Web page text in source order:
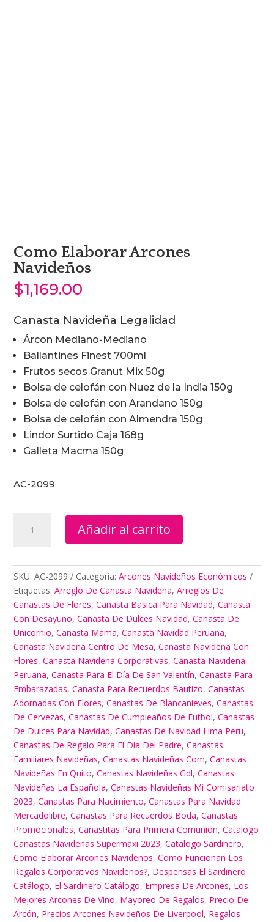
Como Elaborar Arcones
Navideños
$1,169.00
Canasta Navideña Legalidad
Árcon Mediano-Mediano
Ballantines Finest 700ml
Frutos secos Granut Mix 50g
Bolsa de celofán con Nuez de la India 150g
Bolsa de celofán con Arandano 150g
Bolsa de celofán con Almendra 150g
Lindor Surtido Caja 168g
Galleta Macma 150g
AC-2099
Elaborar
cantidad
Añadir al carrito
SKU:AC-2099 Categoría:Arcones Navideños Económicos
Etiquetas:Arreglo De Canasta Navideña,Arreglos De
Canastas De Flores,Canasta Basica Para Navidad,Canasta
Con Desayuno,Canasta De Dulces Navidad,Canasta De
Unicornio,Canasta Mama,Canasta Navidad Peruana,
Canasta Navideña Centro De Mesa,Canasta Navideña Con
Flores,Canasta Navideña Corporativas,Canasta Navideña
Peruana,Canasta Para El Día De San Valentín,Canasta Para
Embarazadas,Canasta Para Recuerdos Bautizo,Canastas
Adornadas Con Flores,Canastas De Blancanieves,Canastas
De Cervezas,Canastas De Cumpleaños De Futbol,Canastas
De Dulces Para Navidad,Canastas De Navidad Lima Peru,
Canastas De Regalo Para El Día Del Padre,Canastas
Familiares Navideñas,Canastas Navideñas Com,Canastas
Navideñas En Quito,Canastas Navideñas Gdl,Canastas
Navideñas La Española,Canastas Navideñas Mi Comisariato
2023,Canastas Para Nacimiento,Canastas Para Navidad
Mercadolibre,Canastas Para Recuerdos Boda,Canastas
Promocionales,Canastitas Para Primera Comunion,Catalogo
Canastas Navideñas Supermaxi 2023,Catalogo Sardinero,
Como Elaborar Arcones Navideños,Como Funcionan Los
Regalos Corporativos Navideños?, Despensas El Sardinero
Catálogo, El Sardinero Catálogo, Empresa De Arcones, Los
Mejores Arcones De Vino, Mayoreo De Regalos, Precio De
Arcón, Precios Arcones Navideños De Liverpool, Regalos